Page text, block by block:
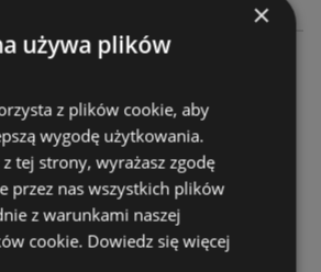
km
×
używa plików
z plików cookie, aby
wygodę użytkowania.
tej strony, wyrażasz zgodę
przez nas wszystkich plików
z warunkami naszej
cookie. Dowiedz się więcej